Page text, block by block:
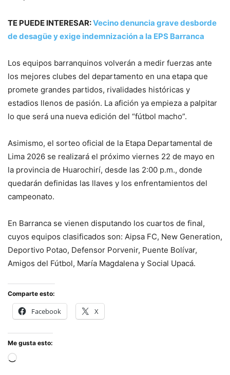
TE PUEDE INTERESAR:Vecino denuncia grave desborde
de desagüe y exige indemnización a la EPS Barranca
Los equipos barranquinos volverán a medir fuerzas ante
los mejores clubes del departamento en una etapa que
promete grandes partidos, rivalidades históricas y
estadios llenos de pasión. La afición ya empieza a palpitar
lo que será una nueva edición del “fútbol macho”.
Asimismo, el sorteo oficial de la Etapa Departamental de
Lima 2026 se realizará el próximo viernes 22 de mayo en
la provincia de Huarochirí, desde las 2:00 p.m., donde
quedarán definidas las llaves y los enfrentamientos del
campeonato.
En Barranca se vienen disputando los cuartos de final,
cuyos equipos clasificados son: Aipsa FC, New Generation,
Deportivo Potao, Defensor Porvenir, Puente Bolívar,
Amigos del Fútbol, María Magdalena y Social Upacá.
Comparte esto:
Facebook X
Me gusta esto:
Cargando...